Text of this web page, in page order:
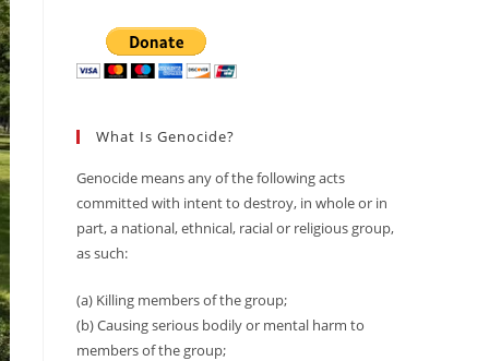
What Is Genocide?
Genocide means any of the following acts
committed with intent to destroy, in whole or in
part, a national, ethnical, racial or religious group,
as such:
(a) Killing members of the group;
(b) Causing serious bodily or mental harm to
members of the group;